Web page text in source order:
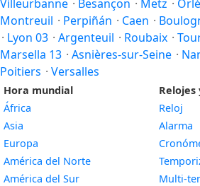
Villeurbanne · Besançon · Metz ·
Montreuil · Perpiñán · Caen ·
· Lyon 03 · Argenteuil · Roubaix ·
Marsella 13 · Asnières-sur-Seine ·
Poitiers · Versalles
Hora mundial
África
Asia
Europa
América del Norte
América del Sur
Reloj
Alarma
Multi-